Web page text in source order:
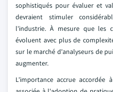
sophistiqués pour évaluer et
devraient stimuler
l'industrie. À mesure que les
évoluent avec plus de
sur le marché d'analyseurs de
augmenter.
L'importance accrue accordée